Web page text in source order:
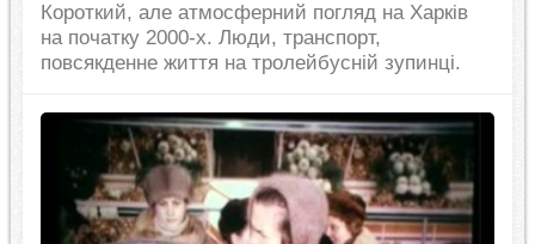
Короткий, але атмосферний погляд на Харків
на початку 2000-х. Люди, транспорт,
повсякденне життя на тролейбусній зупинці.